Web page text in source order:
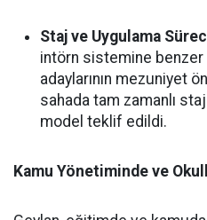
Staj ve Uygulama
intörn sistemine
adaylarının mezuniyet
sahada tam zamanlı
model teklif edildi.
Kamu Yönetiminde ve